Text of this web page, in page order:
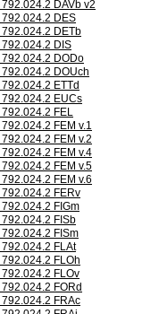
792.024.2 DAVb v2
792.024.2 DES
792.024.2 DETb
792.024.2 DIS
792.024.2 DODo
792.024.2 DOUch
792.024.2 ETTd
792.024.2 EUCs
792.024.2 FEL
792.024.2 FEM v.1
792.024.2 FEM v.2
792.024.2 FEM v.4
792.024.2 FEM v.5
792.024.2 FEM v.6
792.024.2 FERv
792.024.2 FIGm
792.024.2 FISb
792.024.2 FISm
792.024.2 FLAt
792.024.2 FLOh
792.024.2 FLOv
792.024.2 FORd
792.024.2 FRAc